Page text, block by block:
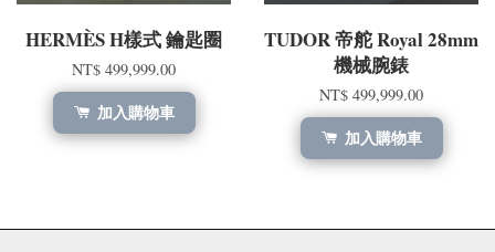
HERMÈS H樣式 鑰匙圈
NT$ 499,999.00
加入購物車
TUDOR 帝舵 Royal 28mm
機械腕錶
NT$ 499,999.00
加入購物車